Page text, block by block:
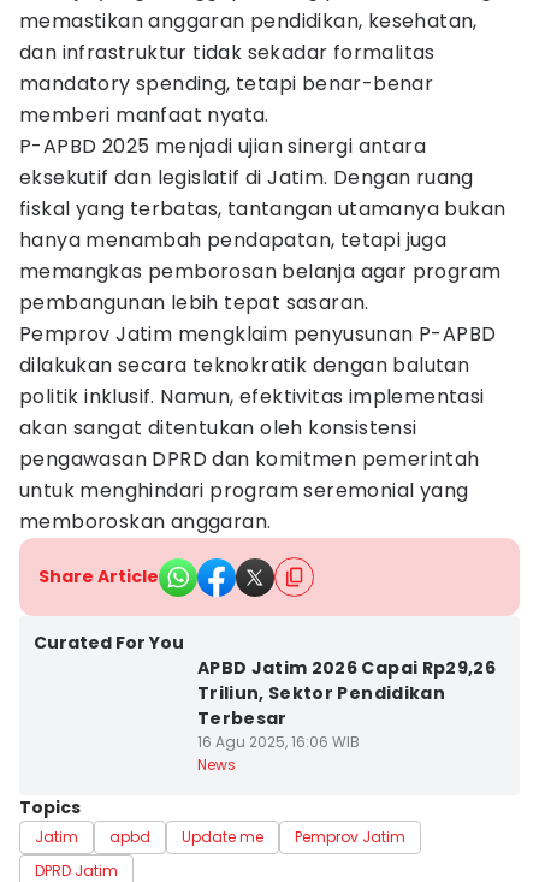
memastikan anggaran pendidikan, kesehatan,
dan infrastruktur tidak sekadar formalitas
mandatory spending, tetapi benar-benar
memberi manfaat nyata.
P-APBD 2025 menjadi ujian sinergi antara
eksekutif dan legislatif di Jatim. Dengan ruang
fiskal yang terbatas, tantangan utamanya bukan
hanya menambah pendapatan, tetapi juga
memangkas pemborosan belanja agar program
pembangunan lebih tepat sasaran.
Pemprov Jatim mengklaim penyusunan P-APBD
dilakukan secara teknokratik dengan balutan
politik inklusif. Namun, efektivitas implementasi
akan sangat ditentukan oleh konsistensi
pengawasan DPRD dan komitmen pemerintah
untuk menghindari program seremonial yang
memboroskan anggaran.
Share Article
Curated For You
APBD Jatim 2026 Capai Rp29,26
Triliun, Sektor Pendidikan
Terbesar
16 Agu 2025, 16:06 WIB
News
Topics
Jatim apbd Update me
Pemprov Jatim
DPRD Jatim